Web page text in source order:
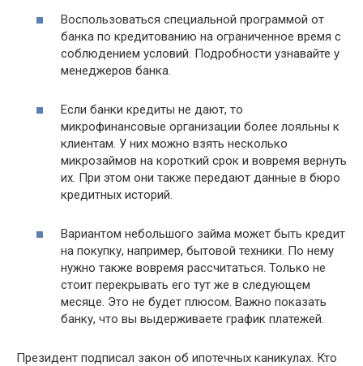
Воспользоваться специальной программой от
банка по кредитованию на ограниченное время с
соблюдением условий. Подробности узнавайте у
менеджеров банка.
Если банки кредиты не дают, то
микрофинансовые организации более лояльны к
клиентам. У них можно взять несколько
микрозаймов на короткий срок и вовремя вернуть
их. При этом они также передают данные в бюро
кредитных историй.
Вариантом небольшого займа может быть кредит
на покупку, например, бытовой техники. По нему
нужно также вовремя рассчитаться. Только не
стоит перекрывать его тут же в следующем
месяце. Это не будет плюсом. Важно показать
банку, что вы выдерживаете график платежей.
Президент подписал закон об ипотечных каникулах. Кто